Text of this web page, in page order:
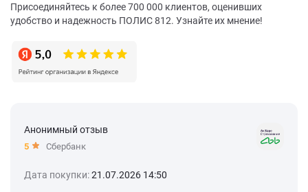
Присоединяйтесь к более 700 000 клиентов, оценивших
удобство и надежность ПОЛИС 812. Узнайте их мнение!
Анонимный отзыв
5 Сбербанк
Дата покупки:21.07.2026 14:50